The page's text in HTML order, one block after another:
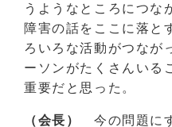
うようなところにつな
障害の話をここに落と
ろいろな活動がつなが
ーソンがたくさんいる
重要だと思った。
（会長）
今の問題に